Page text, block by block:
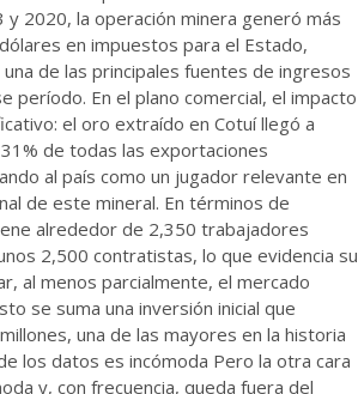
y 2020, la operación minera generó más
en impuestos para el Estado,
de las principales fuentes de ingresos
período. En el plano comercial, el impacto
el oro extraído en Cotuí llegó a
de todas las exportaciones
al país como un jugador relevante en
de este mineral. En términos de
alrededor de 2,350 trabajadores
2,500 contratistas, lo que evidencia su
al menos parcialmente, el mercado
se suma una inversión inicial que
una de las mayores en la historia
los datos es incómoda Pero la otra cara
y, con frecuencia, queda fuera del